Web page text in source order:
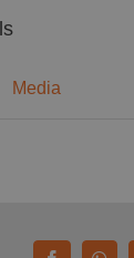
Media